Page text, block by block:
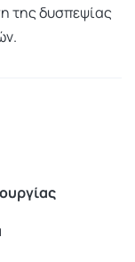
της δυσπεψίας